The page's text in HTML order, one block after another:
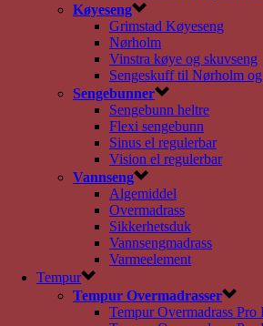
Køyeseng
Grimstad Køyeseng
Nørholm
Vinstra køye og skuvseng
Sengeskuff til Nørholm
Sengebunner
Sengebunn heltre
Flexi sengebunn
Sinus el regulerbar
Vision el regulerbar
Vannseng
Algemiddel
Overmadrass
Sikkerhetsduk
Vannsengmadrass
Varmeelement
Tempur
Tempur Overmadrasser
Tempur Overmadrass